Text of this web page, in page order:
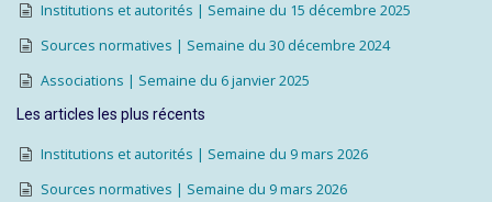
Institutions et autorités | Semaine du 15 décembre 2025
Sources normatives | Semaine du 30 décembre 2024
Associations | Semaine du 6 janvier 2025
Les articles les plus récents
Institutions et autorités | Semaine du 9 mars 2026
Sources normatives | Semaine du 9 mars 2026